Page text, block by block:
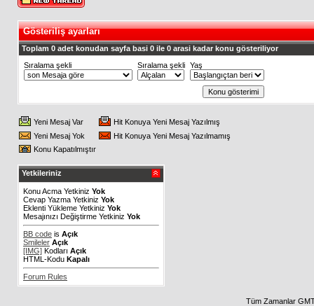
Gösteriliş ayarları
Toplam 0 adet konudan sayfa basi 0 ile 0 arasi kadar konu gösteriliyor
Sıralama şekli
Sıralama şekli Yaş
Yeni Mesaj Var
Hit Konuya Yeni Mesaj Yazılmış
Yeni Mesaj Yok
Hit Konuya Yeni Mesaj Yazılmamış
Konu Kapatılmıştır
Yetkileriniz
Konu Acma Yetkiniz Yok
Cevap Yazma Yetkiniz Yok
Eklenti Yükleme Yetkiniz Yok
Mesajınızı Değiştirme Yetkiniz Yok
BB code is Açık
Smileler Açık
[IMG] Kodları Açık
HTML-Kodu Kapalı
Forum Rules
Tüm Zamanlar